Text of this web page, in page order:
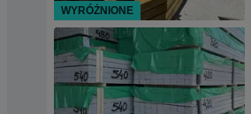
WYRÓŻNIONE